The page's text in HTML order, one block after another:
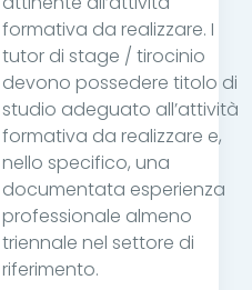
formativa da realizzare. I
tutor di stage / tirocinio
devono possedere titolo di
studio adeguato all’attività
formativa da realizzare e,
nello specifico, una
documentata esperienza
professionale almeno
triennale nel settore di
riferimento.